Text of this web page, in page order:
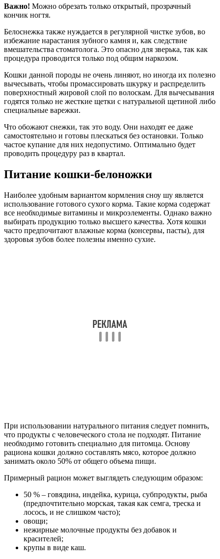
Важно! Можно обрезать только открытый, прозрачный
кончик ногтя.
Белоснежка также нуждается в регулярной чистке зубов, во
избежание нарастания зубного камня и, как следствие
вмешательства стоматолога. Это опасно для зверька, так как
процедура проводится только под общим наркозом.
Кошки данной породы не очень линяют, но иногда их полезно
вычесывать, чтобы промассировать шкурку и распределить
поверхностный жировой слой по волоскам. Для вычесывания
годятся только не жесткие щетки с натуральной щетиной либо
специальные варежки.
Что обожают снежки, так это воду. Они находят ее даже
самостоятельно и готовы плескаться без остановки. Только
частое купание для них недопустимо. Оптимально будет
проводить процедуру раз в квартал.
Питание кошки-белоножки
Наиболее удобным вариантом кормления сноу шу является
использование готового сухого корма. Такие корма содержат
все необходимые витамины и микроэлементы. Однако важно
выбирать продукцию только высшего качества. Хотя кошки
часто предпочитают влажные корма (консервы, пасты), для
здоровья зубов более полезны именно сухие.
При использовании натурального питания следует помнить,
что продукты с человеческого стола не подходят. Питание
необходимо готовить специально для питомца. Основу
рациона кошки должно составлять мясо, которое должно
занимать около 50% от общего объема пищи.
Примерный рацион может выглядеть следующим образом:
50 % – говядина, индейка, курица, субпродукты, рыба
(предпочтительно морская, такая как семга, треска и
лосось, и не слишком часто);
овощи;
нежирные молочные продукты без добавок и
красителей;
крупы в виде каш.